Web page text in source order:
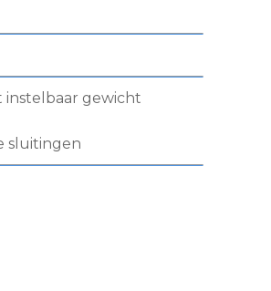
gewicht
sluitingen